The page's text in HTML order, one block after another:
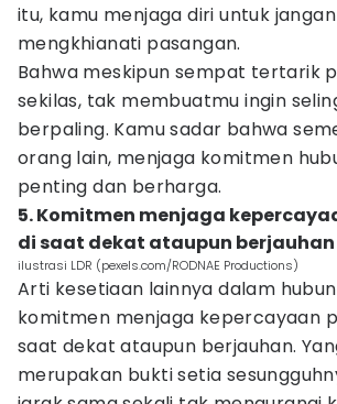
itu, kamu menjaga diri untuk
mengkhianati pasangan.
Bahwa meskipun sempat tertarik
sekilas, tak membuatmu ingin
berpaling. Kamu sadar bahwa
orang lain, menjaga komitmen
penting dan berharga.
5. Komitmen menjaga
di saat dekat ataupun berjauhan
ilustrasi LDR (pexels.com/RODNAE Productions)
Arti kesetiaan lainnya dalam
komitmen menjaga kepercayaan
saat dekat ataupun berjauhan.
merupakan bukti setia